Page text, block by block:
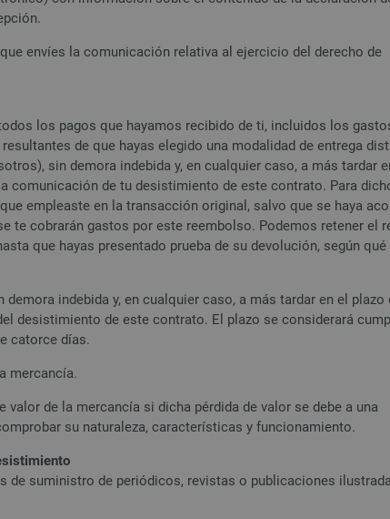
envíes la comunicación relativa al ejercicio del derecho de
los pagos que hayamos recibido de ti, incluidos los
de que hayas elegido una modalidad de entrega
sin demora indebida y, en cualquier caso, a más tardar
comunicación de tu desistimiento de este contrato. Para
empleaste en la transacción original, salvo que se haya
te cobrarán gastos por este reembolso. Podemos retener el
que hayas presentado prueba de su devolución, según
indebida y, en cualquier caso, a más tardar en el plazo
desistimiento de este contrato. El plazo se considerará
catorce días.
mercancía.
valor de la mercancía si dicha pérdida de valor se debe a una
su naturaleza, características y funcionamiento.
de suministro de periódicos, revistas o publicaciones